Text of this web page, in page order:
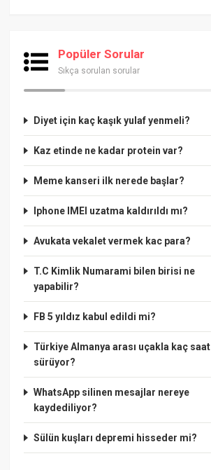
Popüler Sorular
Sıkça sorulan sorular
Diyet için kaç kaşık yulaf yenmeli?
Kaz etinde ne kadar protein var?
Meme kanseri ilk nerede başlar?
Iphone IMEI uzatma kaldırıldı mı?
Avukata vekalet vermek kac para?
T.C Kimlik Numarami bilen birisi ne
yapabilir?
FB 5 yıldız kabul edildi mi?
Türkiye Almanya arası uçakla kaç saat
sürüyor?
WhatsApp silinen mesajlar nereye
kaydediliyor?
Sülün kuşları depremi hisseder mi?